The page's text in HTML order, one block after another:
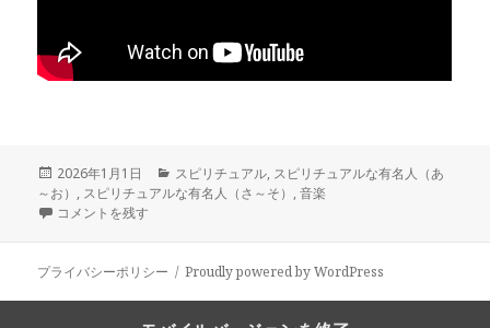
投
稿
日:
2026年1月1日
カ
テ
スピリチュアル, スピリチュアルな有名人（あ
～お） , スピリチュアルな有名人（さ～そ） ,音楽
EXILEのATSUSHIさんは、スピリチュアル好き？ に
コメントを残す
プライバシーポリシー Proudly powered by WordPress